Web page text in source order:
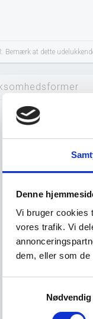
Denne
Vi bruger cookies
vores trafik. Vi
dem, eller som de
Nødvendig
Bemærk at dette